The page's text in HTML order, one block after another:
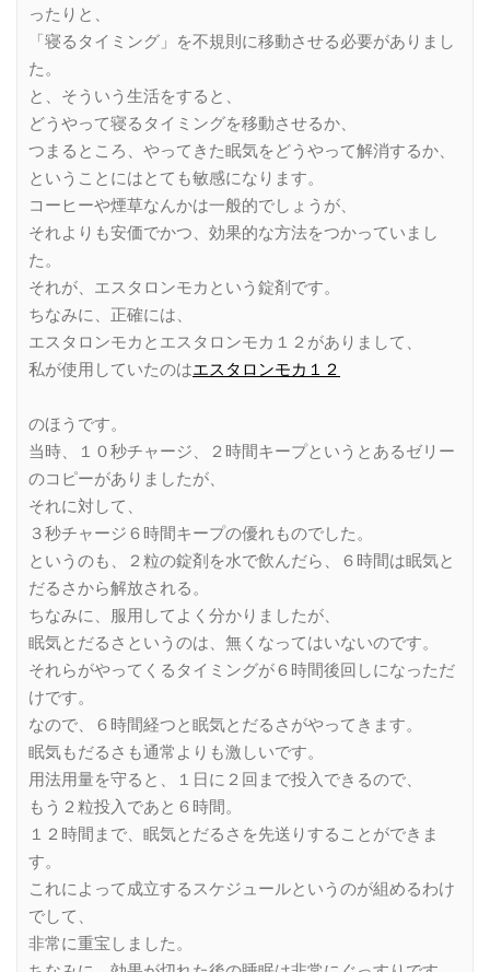
ったりと、
「寝るタイミング」を不規則に移動させる必要がありまし
た。
と、そういう生活をすると、
どうやって寝るタイミングを移動させるか、
つまるところ、やってきた眠気をどうやって解消するか、
ということにはとても敏感になります。
コーヒーや煙草なんかは一般的でしょうが、
それよりも安価でかつ、効果的な方法をつかっていまし
た。
それが、エスタロンモカという錠剤です。
ちなみに、正確には、
エスタロンモカとエスタロンモカ１２がありまして、
私が使用していたのはエスタロンモカ１２
のほうです。
当時、１０秒チャージ、２時間キープというとあるゼリー
のコピーがありましたが、
それに対して、
３秒チャージ６時間キープの優れものでした。
というのも、２粒の錠剤を水で飲んだら、６時間は眠気と
だるさから解放される。
ちなみに、服用してよく分かりましたが、
眠気とだるさというのは、無くなってはいないのです。
それらがやってくるタイミングが６時間後回しになっただ
けです。
なので、６時間経つと眠気とだるさがやってきます。
眠気もだるさも通常よりも激しいです。
用法用量を守ると、１日に２回まで投入できるので、
もう２粒投入であと６時間。
１２時間まで、眠気とだるさを先送りすることができま
す。
これによって成立するスケジュールというのが組めるわけ
でして、
非常に重宝しました。